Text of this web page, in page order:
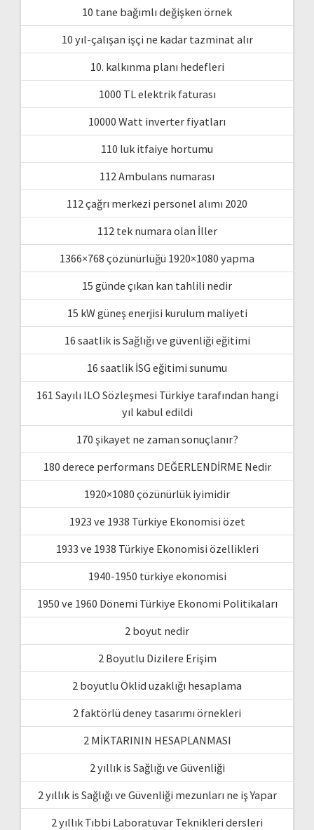
10 tane bağımlı değişken örnek
10 yıl-çalışan işçi ne kadar tazminat alır
10. kalkınma planı hedefleri
1000 TL elektrik faturası
10000 Watt inverter fiyatları
110 luk itfaiye hortumu
112 Ambulans numarası
112 çağrı merkezi personel alımı 2020
112 tek numara olan İller
1366×768 çözünürlüğü 1920×1080 yapma
15 günde çıkan kan tahlili nedir
15 kW güneş enerjisi kurulum maliyeti
16 saatlik is Sağlığı ve güvenliği eğitimi
16 saatlik İSG eğitimi sunumu
161 Sayılı ILO Sözleşmesi Türkiye tarafından hangi
yıl kabul edildi
170 şikayet ne zaman sonuçlanır?
180 derece performans DEĞERLENDİRME Nedir
1920×1080 çözünürlük iyimidir
1923 ve 1938 Türkiye Ekonomisi özet
1933 ve 1938 Türkiye Ekonomisi özellikleri
1940-1950 türkiye ekonomisi
1950 ve 1960 Dönemi Türkiye Ekonomi Politikaları
2 boyut nedir
2 Boyutlu Dizilere Erişim
2 boyutlu Öklid uzaklığı hesaplama
2 faktörlü deney tasarımı örnekleri
2 MİKTARININ HESAPLANMASI
2 yıllık is Sağlığı ve Güvenliği
2 yıllık is Sağlığı ve Güvenliği mezunları ne iş Yapar
2 yıllık Tıbbi Laboratuvar Teknikleri dersleri